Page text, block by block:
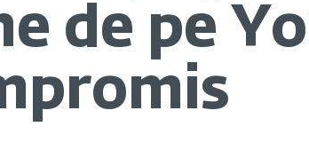
de pe